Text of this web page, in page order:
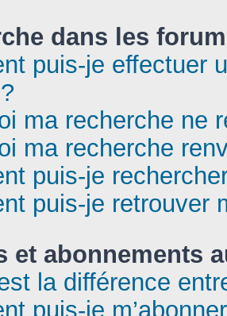
dans les
puis-je effectuer
ma recherche ne
ma recherche
puis-je
puis-je retrouver
et abonnements
la différence
puis-je